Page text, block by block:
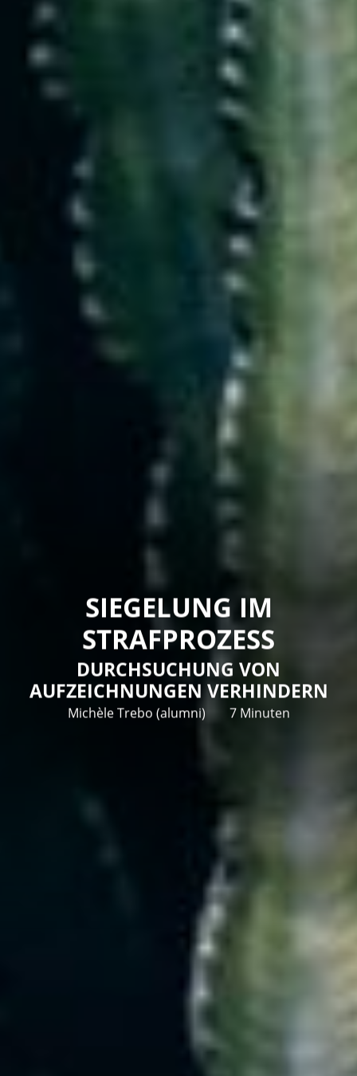
SIEGELUNG IM
STRAFPROZESS
DURCHSUCHUNG VON
AUFZEICHNUNGEN VERHINDERN
Michèle Trebo (alumni) 7 Minuten